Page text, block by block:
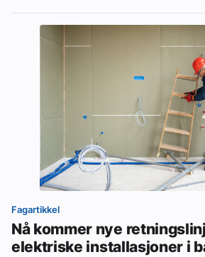
Fagartikkel
Nå kommer nye
elektriske installasjoner i